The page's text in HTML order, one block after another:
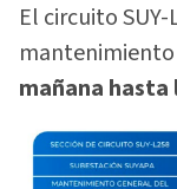
El circuito
mañana hasta